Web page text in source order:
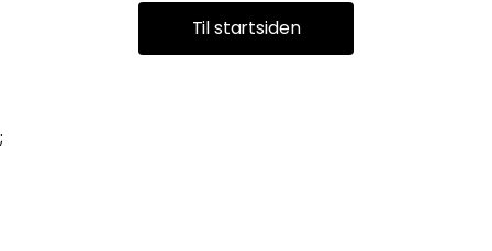
Til startsiden
;